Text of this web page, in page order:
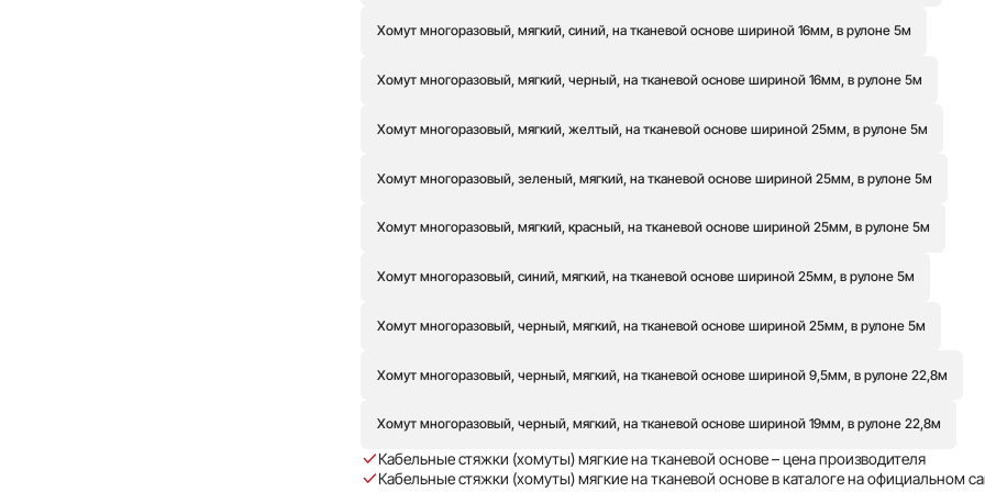
Хомут многоразовый, мягкий, синий, на тканевой основе шириной 16мм, в рулоне 5м
Хомут многоразовый, мягкий, черный, на тканевой основе шириной 16мм, в рулоне 5м
Хомут многоразовый, мягкий, желтый, на тканевой основе шириной 25мм, в рулоне 5м
Хомут многоразовый, зеленый, мягкий, на тканевой основе шириной 25мм, в рулоне 5м
Хомут многоразовый, мягкий, красный, на тканевой основе шириной 25мм, в рулоне 5м
Хомут многоразовый, синий, мягкий, на тканевой основе шириной 25мм, в рулоне 5м
Хомут многоразовый, черный, мягкий, на тканевой основе шириной 25мм, в рулоне 5м
Хомут многоразовый, черный, мягкий, на тканевой основе шириной 9,5мм, в рулоне 22,8м
Хомут многоразовый, черный, мягкий, на тканевой основе шириной 19мм, в рулоне 22,8м
Кабельные стяжки (хомуты) мягкие на тканевой основе – цена производителя
Кабельные стяжки (хомуты) мягкие на тканевой основе в каталоге на официальном